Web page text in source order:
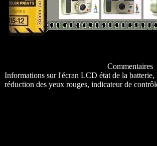
Commentaires
Informations sur l'écran LCD état de la batterie,
réduction des yeux rouges, indicateur de